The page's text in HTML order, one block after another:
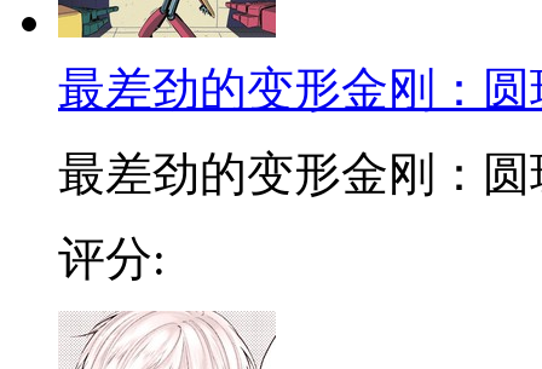
最差劲的变形金刚：
最差劲的变形金刚：圆
评分: